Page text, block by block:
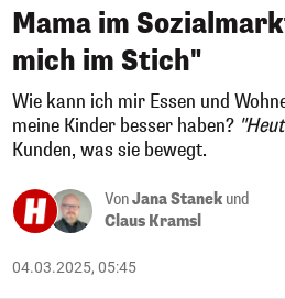
Mama im
mich im Stich"
Wie kann ich mir Essen und
meine Kinder besser haben?
Kunden, was sie bewegt.
VonJana Stanek und
Claus Kramsl
04.03.2025, 05:45